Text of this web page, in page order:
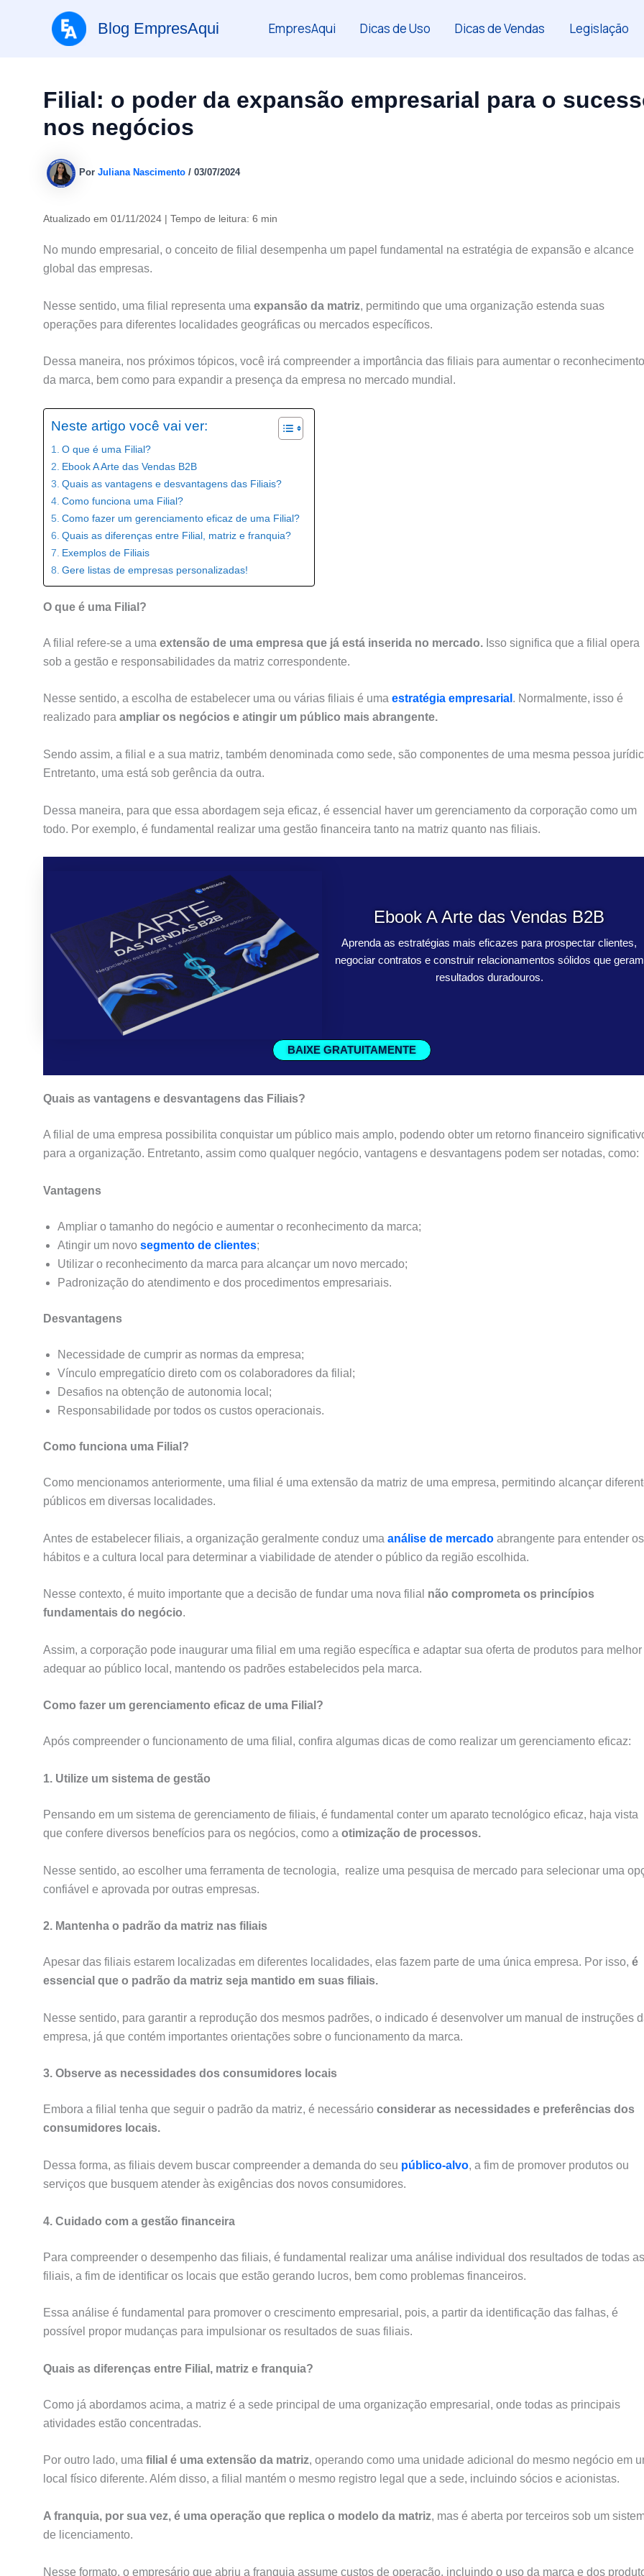
Blog EmpresAqui EmpresAqui Dicas de Uso Dicas de Vendas Legislação
Filial: o poder da expansão empresarial para o
nos negócios
Por Juliana Nascimento / 03/07/2024
Atualizado em 01/11/2024 | Tempo de leitura: 6 min
No mundo empresarial, o conceito de filial desempenha um papel fundamental na estratégia de expansão e alcance
global das empresas.
Nesse sentido, uma filial representa uma expansão da matriz, permitindo que uma organização estenda suas
operações para diferentes localidades geográficas ou mercados específicos.
Dessa maneira, nos próximos tópicos, você irá compreender a importância das filiais para aumentar o reconhecimento
da marca, bem como para expandir a presença da empresa no mercado mundial.
Neste artigo você vai ver:
O que é uma Filial?
Ebook A Arte das Vendas B2B
Quais as vantagens e desvantagens das Filiais?
Como funciona uma Filial?
Como fazer um gerenciamento eficaz de uma Filial?
Quais as diferenças entre Filial, matriz e franquia?
Exemplos de Filiais
Gere listas de empresas personalizadas!
O que é uma Filial?
A filial refere-se a uma extensão de uma empresa que já está inserida no mercado. Isso significa que a filial opera
sob a gestão e responsabilidades da matriz correspondente.
Nesse sentido, a escolha de estabelecer uma ou várias filiais é uma estratégia empresarial . Normalmente, isso é
realizado para ampliar os negócios e atingir um público mais abrangente.
Sendo assim, a filial e a sua matriz, também denominada como sede, são componentes de uma mesma pessoa
Entretanto, uma está sob gerência da outra.
Dessa maneira, para que essa abordagem seja eficaz, é essencial haver um gerenciamento da corporação como um
todo. Por exemplo, é fundamental realizar uma gestão financeira tanto na matriz quanto nas filiais.
Ebook A Arte das Vendas B2B
Aprenda as estratégias mais eficazes para prospectar clientes,
negociar contratos e construir relacionamentos sólidos que geram
resultados duradouros.
BAIXE GRATUITAMENTE
Quais as vantagens e desvantagens das Filiais?
A filial de uma empresa possibilita conquistar um público mais amplo, podendo obter um retorno financeiro
para a organização. Entretanto, assim como qualquer negócio, vantagens e desvantagens podem ser notadas, como:
Vantagens
Ampliar o tamanho do negócio e aumentar o reconhecimento da marca;
Atingir um novo segmento de clientes;
Utilizar o reconhecimento da marca para alcançar um novo mercado;
Padronização do atendimento e dos procedimentos empresariais.
Desvantagens
Necessidade de cumprir as normas da empresa;
Vínculo empregatício direto com os colaboradores da filial;
Desafios na obtenção de autonomia local;
Responsabilidade por todos os custos operacionais.
Como funciona uma Filial?
Como mencionamos anteriormente, uma filial é uma extensão da matriz de uma empresa, permitindo alcançar
públicos em diversas localidades.
Antes de estabelecer filiais, a organização geralmente conduz uma análise de mercado abrangente para entender os
hábitos e a cultura local para determinar a viabilidade de atender o público da região escolhida.
Nesse contexto, é muito importante que a decisão de fundar uma nova filial não comprometa os princípios
fundamentais do negócio.
Assim, a corporação pode inaugurar uma filial em uma região específica e adaptar sua oferta de produtos para melhor
adequar ao público local, mantendo os padrões estabelecidos pela marca.
Como fazer um gerenciamento eficaz de uma Filial?
Após compreender o funcionamento de uma filial, confira algumas dicas de como realizar um gerenciamento eficaz:
1. Utilize um sistema de gestão
Pensando em um sistema de gerenciamento de filiais, é fundamental conter um aparato tecnológico eficaz, haja vista
que confere diversos benefícios para os negócios, como a otimização de processos.
Nesse sentido, ao escolher uma ferramenta de tecnologia, realize uma pesquisa de mercado para selecionar uma
confiável e aprovada por outras empresas.
2. Mantenha o padrão da matriz nas filiais
Apesar das filiais estarem localizadas em diferentes localidades, elas fazem parte de uma única empresa. Por isso, é
essencial que o padrão da matriz seja mantido em suas filiais.
Nesse sentido, para garantir a reprodução dos mesmos padrões, o indicado é desenvolver um manual de instruções
empresa, já que contém importantes orientações sobre o funcionamento da marca.
3. Observe as necessidades dos consumidores locais
Embora a filial tenha que seguir o padrão da matriz, é necessário considerar as necessidades e preferências dos
consumidores locais.
Dessa forma, as filiais devem buscar compreender a demanda do seu público-alvo, a fim de promover produtos ou
serviços que busquem atender às exigências dos novos consumidores.
4. Cuidado com a gestão financeira
Para compreender o desempenho das filiais, é fundamental realizar uma análise individual dos resultados de todas as
filiais, a fim de identificar os locais que estão gerando lucros, bem como problemas financeiros.
Essa análise é fundamental para promover o crescimento empresarial, pois, a partir da identificação das falhas, é
possível propor mudanças para impulsionar os resultados de suas filiais.
Quais as diferenças entre Filial, matriz e franquia?
Como já abordamos acima, a matriz é a sede principal de uma organização empresarial, onde todas as principais
atividades estão concentradas.
Por outro lado, uma filial é uma extensão da matriz, operando como uma unidade adicional do mesmo negócio em
local físico diferente. Além disso, a filial mantém o mesmo registro legal que a sede, incluindo sócios e acionistas.
A franquia, por sua vez, é uma operação que replica o modelo da matriz, mas é aberta por terceiros sob um
de licenciamento.
Nesse formato, o empresário que abriu a franquia assume custos de operação, incluindo o uso da marca e dos